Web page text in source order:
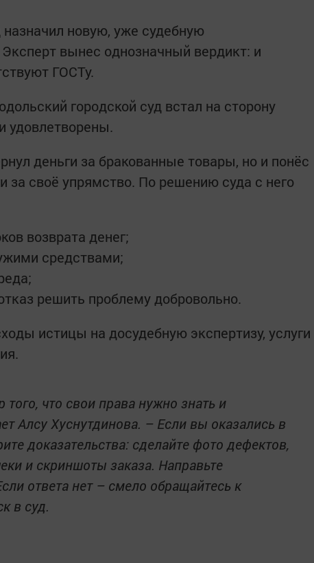
назначил новую, уже судебную
вынес однозначный вердикт: и
ГОСТу.
городской суд встал на сторону
удовлетворены.
деньги за бракованные товары, но и понёс
за своё упрямство. По решению суда с него
возврата денег;
средствами;
решить проблему добровольно.
истицы на досудебную экспертизу, услуги
что свои права нужно знать и
Алсу Хуснутдинова. – Если вы оказались в
доказательства: сделайте фото дефектов,
и скриншоты заказа. Направьте
ответа нет – смело обращайтесь к
в суд.